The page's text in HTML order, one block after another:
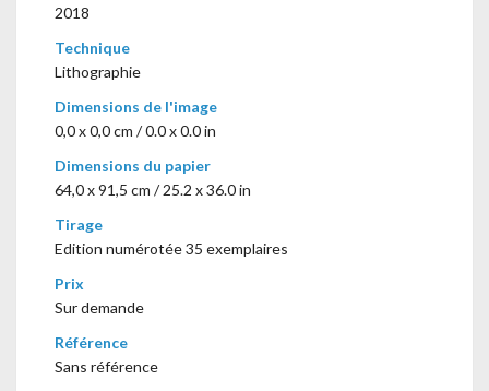
2018
Technique
Lithographie
Dimensions de l'image
0,0 x 0,0 cm / 0.0 x 0.0 in
Dimensions du papier
64,0 x 91,5 cm / 25.2 x 36.0 in
Tirage
Edition numérotée 35 exemplaires
Prix
Sur demande
Référence
Sans référence